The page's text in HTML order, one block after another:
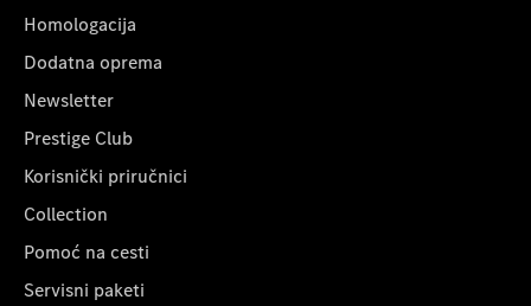
Homologacija
Dodatna oprema
Newsletter
Prestige Club
Korisnički priručnici
Collection
Pomoć na cesti
Servisni paketi